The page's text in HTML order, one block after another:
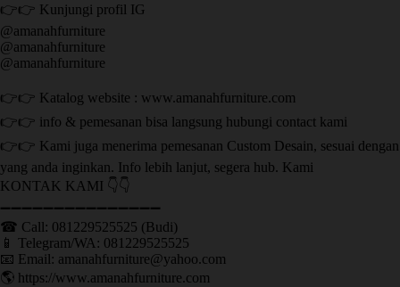
👉👉 Kunjungi profil IG
@amanahfurniture
@amanahfurniture
@amanahfurniture
👉👉 Katalog website : www.amanahfurniture.com
👉👉 info & pemesanan bisa langsung hubungi contact kami
👉👉 Kami juga menerima pemesanan Custom Desain, sesuai dengan
yang anda inginkan. Info lebih lanjut, segera hub. Kami
KONTAK KAMI 👇👇
➖➖➖➖➖➖➖➖➖➖➖➖➖➖➖ ㅤ
☎ Call: 081229525525 (Budi)
📱 Telegram/WA: 081229525525
📧 Email: amanahfurniture@yahoo.com
🌎 https://www.amanahfurniture.com